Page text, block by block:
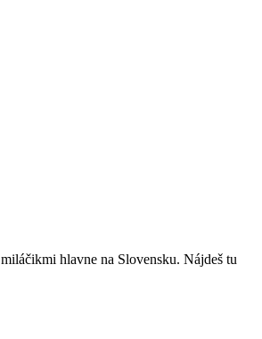
hlavne na Slovensku. Nájdeš tu